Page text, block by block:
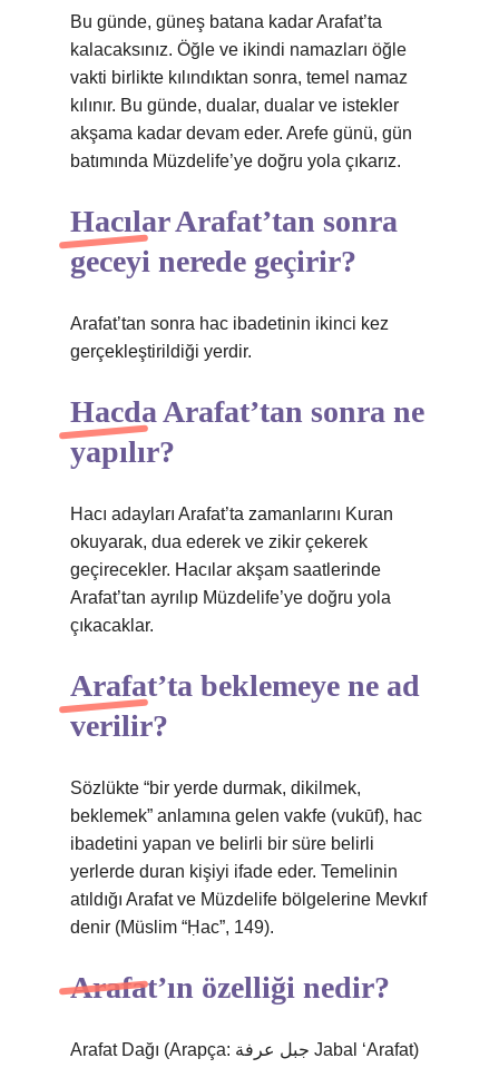
Bu günde, güneş batana kadar Arafat’ta
kalacaksınız. Öğle ve ikindi namazları öğle
vakti birlikte kılındıktan sonra, temel namaz
kılınır. Bu günde, dualar, dualar ve istekler
akşama kadar devam eder. Arefe günü, gün
batımında Müzdelife’ye doğru yola çıkarız.
Hacılar Arafat’tan sonra
geceyi nerede geçirir?
Arafat’tan sonra hac ibadetinin ikinci kez
gerçekleştirildiği yerdir.
Hacda Arafat’tan sonra ne
yapılır?
Hacı adayları Arafat’ta zamanlarını Kuran
okuyarak, dua ederek ve zikir çekerek
geçirecekler. Hacılar akşam saatlerinde
Arafat’tan ayrılıp Müzdelife’ye doğru yola
çıkacaklar.
Arafat’ta beklemeye ne ad
verilir?
Sözlükte “bir yerde durmak, dikilmek,
beklemek” anlamına gelen vakfe (vukūf), hac
ibadetini yapan ve belirli bir süre belirli
yerlerde duran kişiyi ifade eder. Temelinin
atıldığı Arafat ve Müzdelife bölgelerine Mevkıf
denir (Müslim “Ḥac”, 149).
Arafat’ın özelliği nedir?
Arafat Dağı (Arapça: جبل عرفة Jabal ‘Arafat)